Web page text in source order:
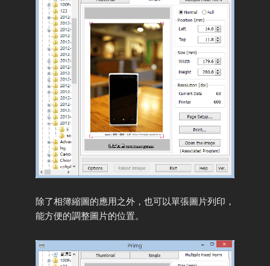
除了相簿縮圖的應用之外，也可以單張圖片列印，
能方便的調整圖片的位置。